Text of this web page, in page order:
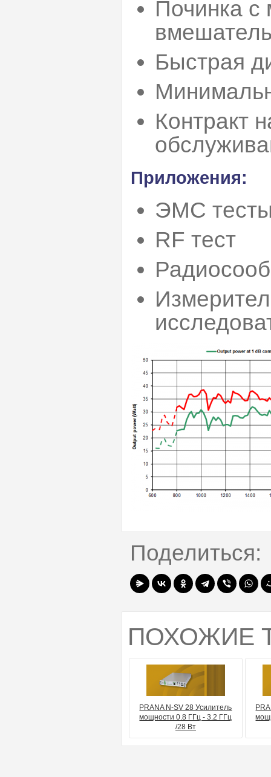
Починка
Быстрая
Контракт
Приложения:
ЭМС
RF тест
Поделиться:
ПОХОЖИЕ
PRANA N-SV 28 Усилитель
мощности 0.8 ГГц - 3.2 ГГц
/28 Вт